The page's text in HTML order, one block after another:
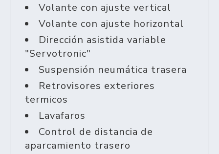
Volante con ajuste vertical
Volante con ajuste horizontal
Dirección asistida variable
"Servotronic"
Suspensión neumática trasera
Retrovisores exteriores
termicos
Lavafaros
Control de distancia de
aparcamiento trasero